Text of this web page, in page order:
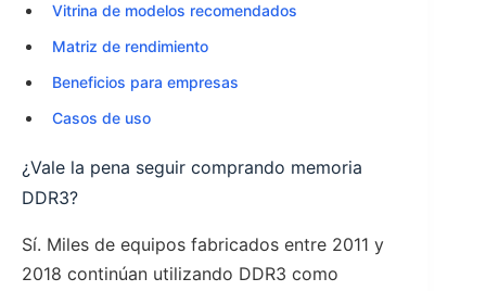
Vitrina de modelos recomendados
Matriz de rendimiento
Beneficios para empresas
Casos de uso
¿Vale la pena seguir comprando memoria
DDR3?
Sí. Miles de equipos fabricados entre 2011 y
2018 continúan utilizando DDR3 como